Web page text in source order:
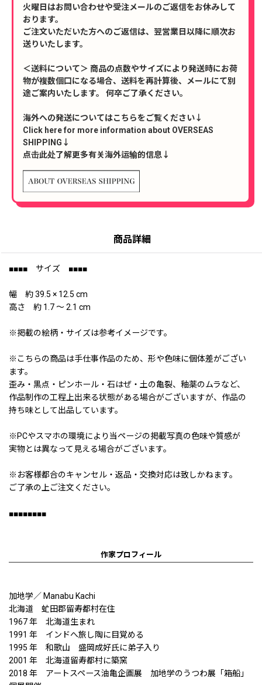
火曜日はお問い合わせや受注メールのご返信をお休みして
おります。
ご注文いただいた方へのご返信は、翌営業日以降に順次お
送りいたします。
＜送料について＞ 商品の点数やサイズにより発送時にお荷
物が複数個口になる場合、送料を再計算後、メールにて別
途ご案内いたします。 何卒ご了承ください。
海外への発送についてはこちらをご覧ください↓
Click here for more information about OVERSEAS
SHIPPING↓
点击此处了解更多有关海外运输的信息↓
商品詳細
■■■■ サイズ ■■■■
幅 約 39.5 × 12.5 cm
高さ 約 1.7 〜 2.1 cm
※掲載の絵柄・サイズは参考イメージです。
※こちらの商品は手仕事作品のため、形や色味に個体差がござい
ます。
歪み・黒点・ピンホール・石はぜ・土の亀裂、釉薬のムラなど、
作品制作の工程上出来る状態がある場合がございますが、作品の
持ち味として出品しています。
※PCやスマホの環境により当ページの掲載写真の色味や質感が
実物とは異なって見える場合がございます。
※お客様都合のキャンセル・返品・交換対応は致しかねます。
ご了承の上ご注文ください。
■■■■■■■■
作家プロフィール
加地学／ Manabu Kachi
北海道 虻田郡留寿都村在住
1967 年 北海道生まれ
1991 年 インドへ旅し陶に目覚める
1995 年 和歌山 盛岡成好氏に弟子入り
2001 年 北海道留寿都村に築窯
2018 年 アートスペース油亀企画展 加地学のうつわ展「箱船」